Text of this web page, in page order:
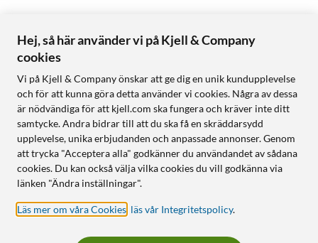
Hej, så här använder vi på Kjell & Company
cookies
Vi på Kjell & Company önskar att ge dig en unik kundupplevelse
och för att kunna göra detta använder vi cookies. Några av dessa
är nödvändiga för att kjell.com ska fungera och kräver inte ditt
samtycke. Andra bidrar till att du ska få en skräddarsydd
upplevelse, unika erbjudanden och anpassade annonser. Genom
att trycka "Acceptera alla" godkänner du användandet av sådana
cookies. Du kan också välja vilka cookies du vill godkänna via
länken "Ändra inställningar".
Läs mer om våra Cookies läs vår Integritetspolicy.